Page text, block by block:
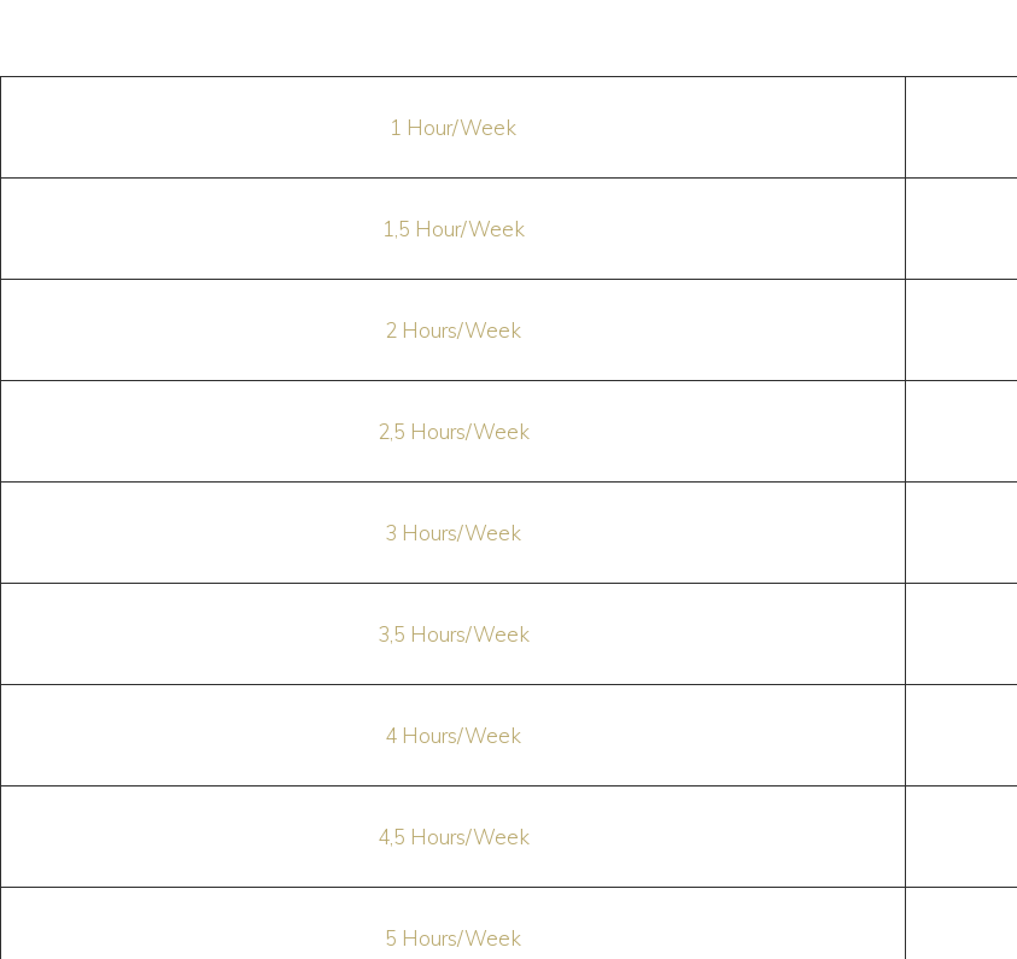
1 Hour/Week
1,5 Hour/Week
2 Hours/Week
2,5 Hours/Week
3 Hours/Week
3,5 Hours/Week
4 Hours/Week
4,5 Hours/Week
5 Hours/Week